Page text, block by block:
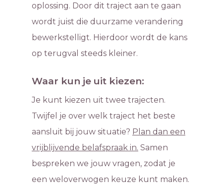
oplossing. Door dit traject aan te gaan
wordt juist die duurzame verandering
bewerkstelligt. Hierdoor wordt de kans
op terugval steeds kleiner.
Waar kun je uit kiezen:
Je kunt kiezen uit twee trajecten.
Twijfel je over welk traject het beste
aansluit bij jouw situatie? Plan dan een
vrijblijvende belafspraak in. Samen
bespreken we jouw vragen, zodat je
een weloverwogen keuze kunt maken.